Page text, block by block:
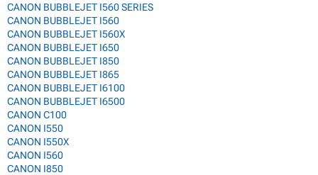
CANON BUBBLEJET I560 SERIES
CANON BUBBLEJET I560
CANON BUBBLEJET I560X
CANON BUBBLEJET I650
CANON BUBBLEJET I850
CANON BUBBLEJET I865
CANON BUBBLEJET I6100
CANON BUBBLEJET I6500
CANON C100
CANON I550
CANON I550X
CANON I560
CANON I850